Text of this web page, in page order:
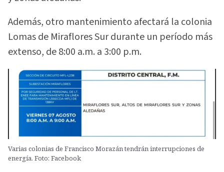
Además, otro mantenimiento afectará la colonia
Lomas de Miraflores Sur durante un período más
extenso, de 8:00 a.m. a 3:00 p.m.
Varias colonias de Francisco Morazán tendrán interrupciones de
energía. Foto: Facebook